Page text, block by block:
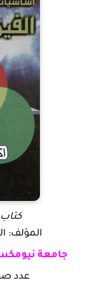
المؤلف:
جامعة
عدد